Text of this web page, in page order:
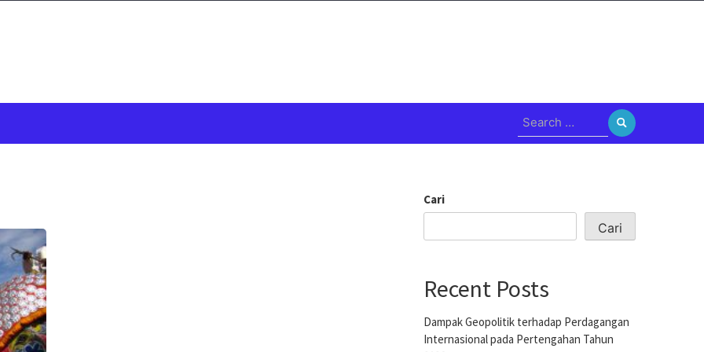
Search
for:
Cari
Cari
Recent Posts
Dampak Geopolitik terhadap Perdagangan
Internasional pada Pertengahan Tahun